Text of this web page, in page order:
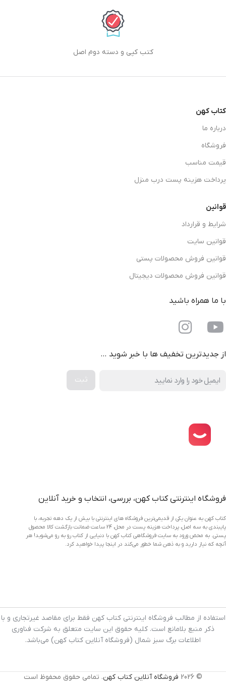
کتب کپی و دسته دوم اصل
کتاب کهن
درباره ما
فروشگاه
قیمت مناسب
پرداخت هزینه پست درب منزل
قوانین
شرایط و قرارداد
قوانین سایت
قوانین فروش محصولات پستی
قوانین فروش محصولات دیجیتال
با ما همراه باشید
از جدیدترین تخفیف ها با خبر شوید …
فروشگاه اینترنتی کتاب کهن، بررسی، انتخاب و خرید آنلاین
کتاب کهن به عنوان یکی از قدیمی‌ترین فروشگاه های اینترنتی با بیش از یک دهه تجربه، با
پایبندی به سه اصل، پرداخت هزینه پست در محل، 24 ساعت ضمانت بازگشت کالا محصول
پستی. به محض ورود به سایت فروشگاهی کتاب کهن با دنیایی از کتاب رو به رو می‌شوید! هر
آنچه که نیاز دارید و به ذهن شما خطور می‌کند در اینجا پیدا خواهید کرد.
استفاده از مطالب فروشگاه اینترنتی کتاب کهن فقط برای مقاصد غیرتجاری و با
ذکر منبع بلامانع است. کلیه حقوق این سایت متعلق به شرکت فناوری
اطلاعات برگ سبز شمال (فروشگاه آنلاین کتاب کهن) می‌باشد.
© 2026 فروشگاه آنلاین کتاب کهن. تمامی حقوق محفوظ است